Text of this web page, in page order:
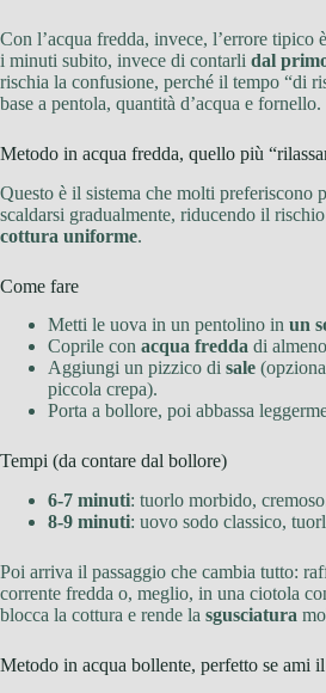
Con l’acqua fredda, invece, l’errore tipico
i minuti subito, invece di contarli dal
rischia la confusione, perché il tempo “di
base a pentola, quantità d’acqua e fornello.
Metodo in acqua fredda, quello più
Questo è il sistema che molti preferiscono
scaldarsi gradualmente, riducendo il
cottura uniforme.
Come fare
Metti le uova in un pentolino in un
Coprile con acqua fredda di
Aggiungi un pizzico di sale
piccola crepa).
Porta a bollore, poi abbassa
Tempi (da contare dal bollore)
6-7 minuti: tuorlo morbido,
8-9 minuti: uovo sodo classico,
Poi arriva il passaggio che cambia tutto:
corrente fredda o, meglio, in una ciotola
blocca la cottura e rende la sgusciatura
Metodo in acqua bollente, perfetto se ami